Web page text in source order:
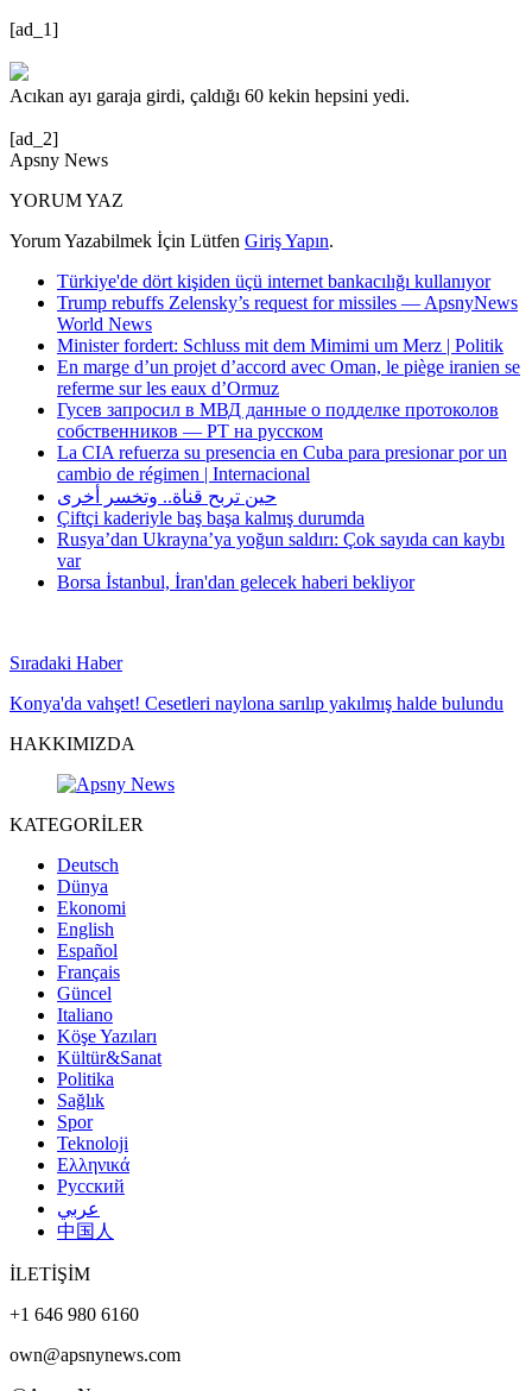
[ad_1]
Acıkan ayı garaja girdi, çaldığı 60 kekin hepsini yedi.
[ad_2]
Apsny News
YORUM YAZ
Yorum Yazabilmek İçin Lütfen Giriş Yapın.
Türkiye'de dört kişiden üçü internet bankacılığı kullanıyor
Trump rebuffs Zelensky’s request for missiles — ApsnyNews
World News
Minister fordert: Schluss mit dem Mimimi um Merz | Politik
En marge d’un projet d’accord avec Oman, le piège iranien se
referme sur les eaux d’Ormuz
Гусев запросил в МВД данные о подделке протоколов
собственников — РТ на русском
La CIA refuerza su presencia en Cuba para presionar por un
cambio de régimen | Internacional
حين تربح قناة.. وتخسر أخرى
Çiftçi kaderiyle baş başa kalmış durumda
Rusya’dan Ukrayna’ya yoğun saldırı: Çok sayıda can kaybı
var
Borsa İstanbul, İran'dan gelecek haberi bekliyor
Sıradaki Haber
Konya'da vahşet! Cesetleri naylona sarılıp yakılmış halde bulundu
HAKKIMIZDA
KATEGORİLER
Deutsch
Dünya
Ekonomi
English
Español
Français
Güncel
Italiano
Köşe Yazıları
Kültür&Sanat
Politika
Sağlık
Spor
Teknoloji
Ελληνικά
Русский
عربي
中国人
İLETİŞİM
+1 646 980 6160
own@apsnynews.com